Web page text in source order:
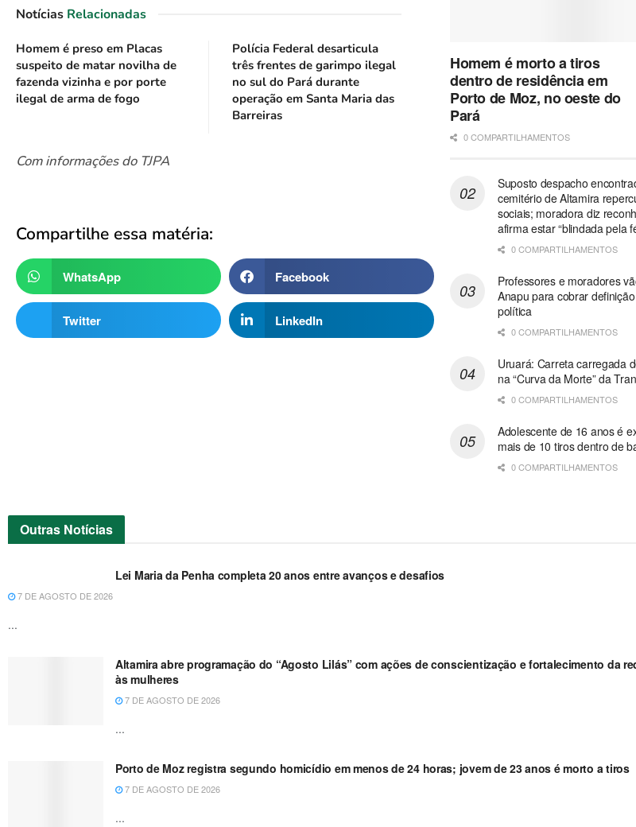
Notícias Relacionadas
Homem é preso em Placas
suspeito de matar novilha de
fazenda vizinha e por porte
ilegal de arma de fogo
Polícia Federal desarticula
três frentes de garimpo ilegal
no sul do Pará durante
operação em Santa Maria das
Barreiras
Com informações do TJPA
Compartilhe essa matéria:
WhatsApp Facebook
Twitter LinkedIn
Homem é morto a tiros
dentro de residência em
Porto de Moz, no oeste do
Pará
0 COMPARTILHAMENTOS
Suposto despacho
cemitério de Altamira
sociais; moradora diz
afirma estar “blindada pela
0 COMPARTILHAMENTOS
Professores e moradores
Anapu para cobrar
política
0 COMPARTILHAMENTOS
Uruará: Carreta carregada
na “Curva da Morte” da
0 COMPARTILHAMENTOS
Adolescente de 16 anos é
mais de 10 tiros dentro de
0 COMPARTILHAMENTOS
Outras Notícias
Lei Maria da Penha completa 20 anos entre avanços e desafios
7 DE AGOSTO DE 2026
...
Altamira abre programação do “Agosto Lilás” com ações de conscientização e fortalecimento da
às mulheres
7 DE AGOSTO DE 2026
...
Porto de Moz registra segundo homicídio em menos de 24 horas; jovem de 23 anos é morto a tiros
7 DE AGOSTO DE 2026
...